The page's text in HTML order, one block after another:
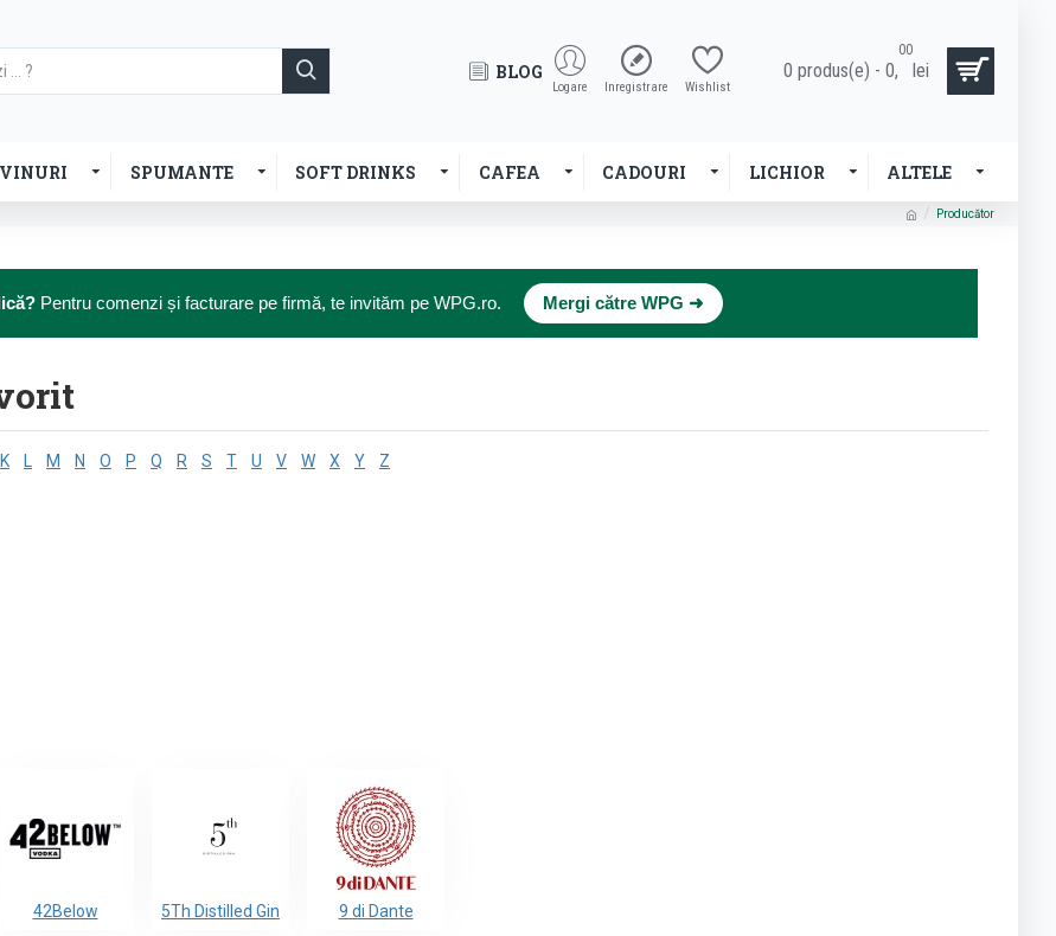
BLOG
Logare Inregistrare Wishlist
0 produs(e) - 0,
00
lei
VINURI SPUMANTE SOFT DRINKS CAFEA CADOURI LICHIOR ALTELE
Producător
Pentru comenzi și facturare pe firmă, te invităm pe WPG.ro. Mergi către WPG ➜
K M N O P Q R S T U V W X Y Z
42Below 5Th Distilled Gin 9 di Dante